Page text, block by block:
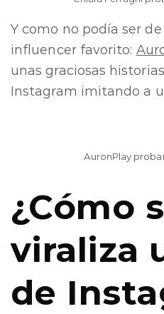
Y como no podía ser
influencer favorito:
unas graciosas
Instagram imitando a
AuronPlay
¿Cómo
viraliza
de